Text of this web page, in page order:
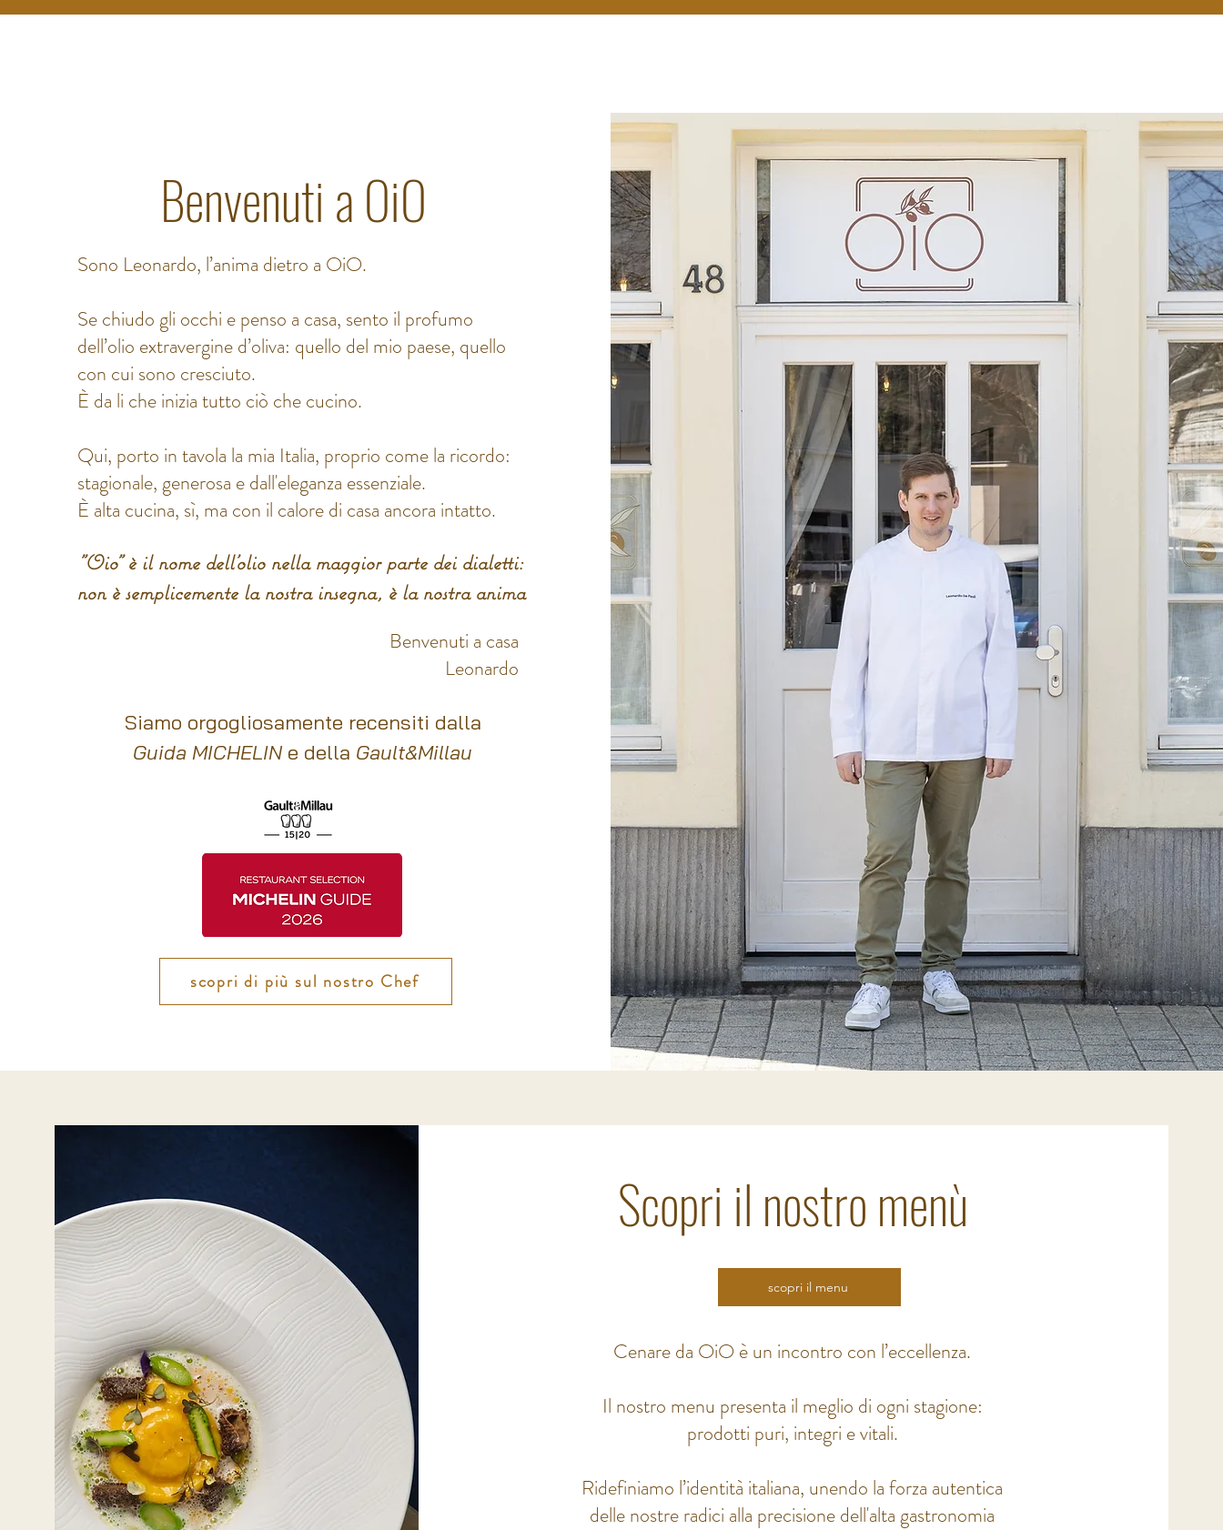
Benvenuti a OiO
Sono Leonardo, l’anima dietro a OiO.
Se chiudo gli occhi e penso a casa, sento il profumo
dell’olio extravergine d’oliva: quello del mio paese, quello
con cui sono cresciuto.
È da li che inizia tutto ciò che cucino.
Qui, porto in tavola la mia Italia, proprio come la ricordo:
stagionale, generosa e dall'eleganza essenziale.
È alta cucina, sì, ma con il calore di casa ancora intatto.
"Oio" è il nome dell’olio nella maggior parte dei dialetti:
non è semplicemente la nostra insegna, è la nostra anima
Benvenuti a casa
Leonardo
Siamo orgogliosamente recensiti dalla
Guida MICHELIN e della Gault&Millau
scopri di più sul nostro Chef
Scopri il nostro menù
scopri il menu
Cenare da OiO è un incontro con l’eccellenza.
Il nostro menu presenta il meglio di ogni stagione:
prodotti puri, integri e vitali.
Ridefiniamo l’identità italiana, unendo la forza autentica
delle nostre radici alla precisione dell'alta gastronomia